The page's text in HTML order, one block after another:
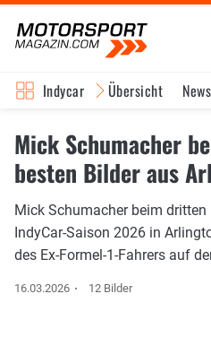
Indycar Übersicht News
Mick Schumacher
besten Bilder aus
Mick Schumacher beim dritten
IndyCar-Saison 2026 in
des Ex-Formel-1-Fahrers auf
16.03.2026 12 Bilder